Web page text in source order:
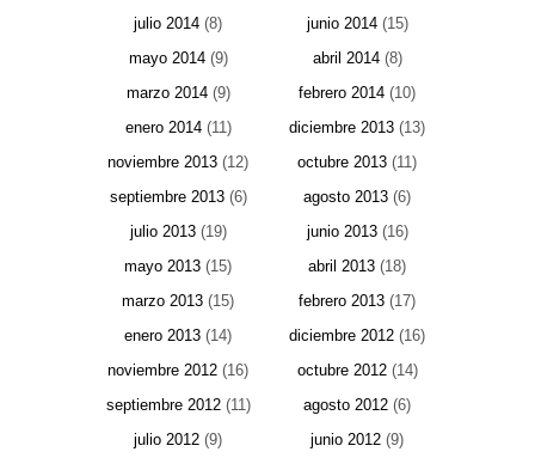
julio 2014 (8) junio 2014(15)
mayo 2014(9) abril 2014(8)
marzo 2014(9) febrero 2014 (10)
enero 2014(11) diciembre 2013 (13)
noviembre 2013 (12) octubre 2013 (11)
septiembre 2013(6) agosto 2013 (6)
julio 2013(19) junio 2013(16)
mayo 2013 (15) abril 2013 (18)
marzo 2013 (15) febrero 2013 (17)
enero 2013 (14) diciembre 2012 (16)
noviembre 2012 (16) octubre 2012(14)
septiembre 2012(11) agosto 2012 (6)
julio 2012 (9) junio 2012 (9)